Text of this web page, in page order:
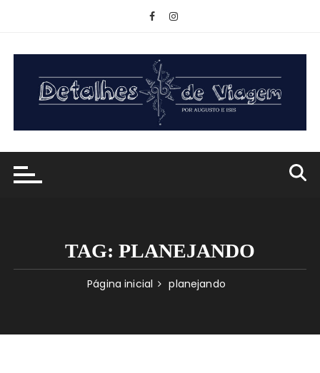
conteúdo
TAG: PLANEJANDO
Página inicial planejando